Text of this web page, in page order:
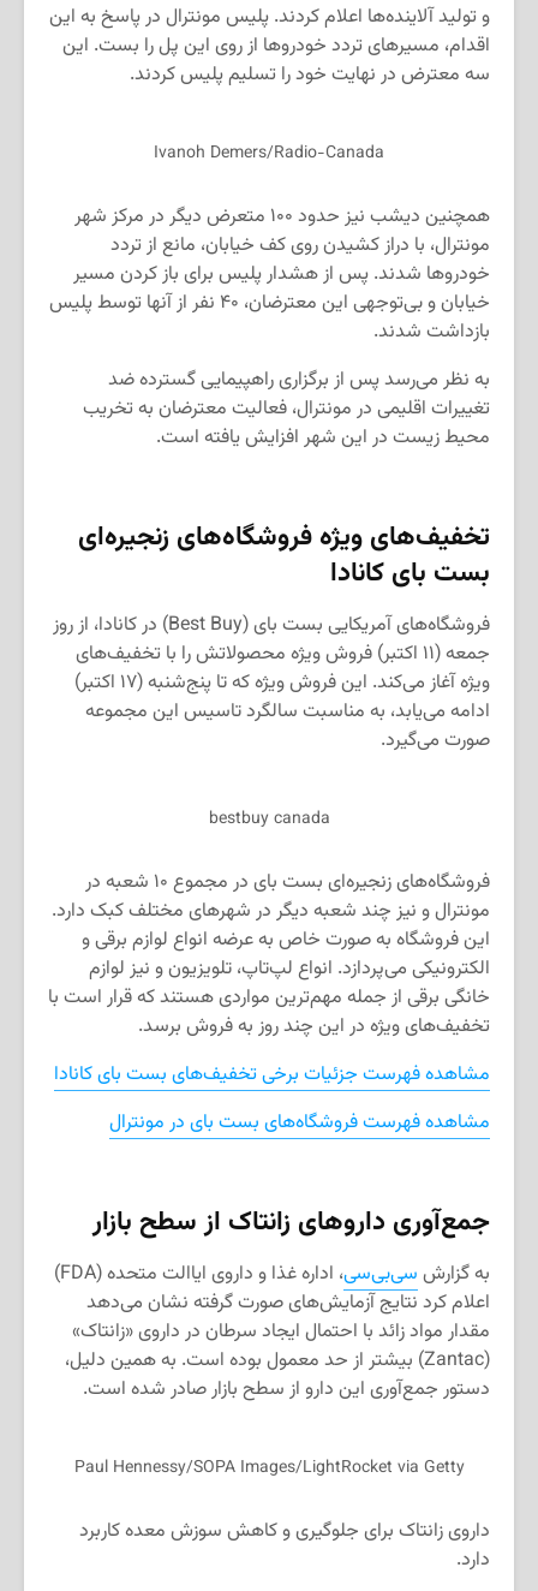
و تولید آلاینده‌ها اعلام کردند. پلیس مونترال در پاسخ به این
اقدام، مسیرهای تردد خودروها از روی این پل را بست. این
سه معترض در نهایت خود را تسلیم پلیس کردند.
Ivanoh Demers/Radio-Canada
همچنین دیشب نیز حدود ۱۰۰ متعرض دیگر در مرکز شهر
مونترال، با دراز کشیدن روی کف خیابان، مانع از تردد
خودروها شدند. پس از هشدار پلیس برای باز کردن مسیر
خیابان و بی‌توجهی این معترضان، ۴۰ نفر از آنها توسط پلیس
بازداشت شدند.
به نظر می‌رسد پس از برگزاری راهپیمایی گسترده ضد
تغییرات اقلیمی در مونترال، فعالیت معترضان به تخریب
محیط زیست در این شهر افزایش یافته است.
تخفیف‌های ویژه فروشگاه‌های زنجیره‌ای
بست بای کانادا
فروشگاه‌های آمریکایی بست بای (Best Buy) در کانادا، از روز
جمعه (۱۱ اکتبر) فروش ویژه محصولاتش را با تخفیف‌های
ویژه آغاز می‌کند. این فروش ویژه که تا پنج‌شنبه (۱۷ اکتبر)
ادامه می‌یابد، به مناسبت سالگرد تاسیس این مجموعه
صورت می‌گیرد.
bestbuy canada
فروشگاه‌های زنجیره‌ای بست بای در مجموع ۱۰ شعبه در
مونترال و نیز چند شعبه دیگر در شهرهای مختلف کبک دارد.
این فروشگاه به صورت خاص به عرضه انواع لوازم برقی و
الکترونیکی می‌پردازد. انواع لپ‌تاپ، تلویزیون و نیز لوازم
خانگی برقی از جمله مهم‌ترین مواردی هستند که قرار است با
تخفیف‌های ویژه در این چند روز به فروش برسد.
مشاهده فهرست جزئیات برخی تخفیف‌های بست بای کانادا
مشاهده فهرست فروشگاه‌های بست بای در مونترال
جمع‌آوری داروهای زانتاک از سطح بازار
به گزارش سی‌بی‌سی
، اداره غذا و داروی ایاالت متحده (FDA)
اعلام کرد نتایج آزمایش‌های صورت گرفته نشان می‌دهد
مقدار مواد زائد با احتمال ایجاد سرطان در داروی «زانتاک»
(Zantac) بیشتر از حد معمول بوده است. به همین دلیل،
دستور جمع‌آوری این دارو از سطح بازار صادر شده است.
Paul Hennessy/SOPA Images/LightRocket via Getty
داروی زانتاک برای جلوگیری و کاهش سوزش معده کاربرد
دارد.